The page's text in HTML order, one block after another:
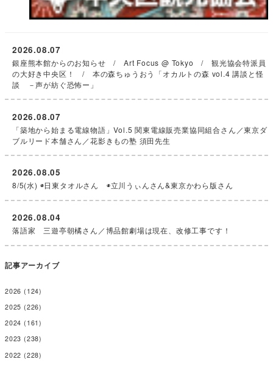
銀座熊本館からのお知らせ / Art Focus @ Tokyo / 観光協会特派員
の大好き中央区！ / 本の森ちゅうおう「オカルトの森 vol.4 講談と怪
談 －声が紡ぐ恐怖ー」
2026.08.07
「築地から始まる電線物語」Vol.5 関東電線販売業協同組合さん／東京ダ
ブルリード本舗さん／花影きもの塾 須田先生
2026.08.07
8/5(水) ◉日東タオルさん ◉立川うぃんさん&東京かわら版さん
2026.08.05
落語家 三遊亭朝橘さん／博品館劇場は現在、改修工事です！
2026.08.04
記事アーカイブ
2026 (124)
2025 (226)
2024 (161)
2023 (238)
2022 (228)